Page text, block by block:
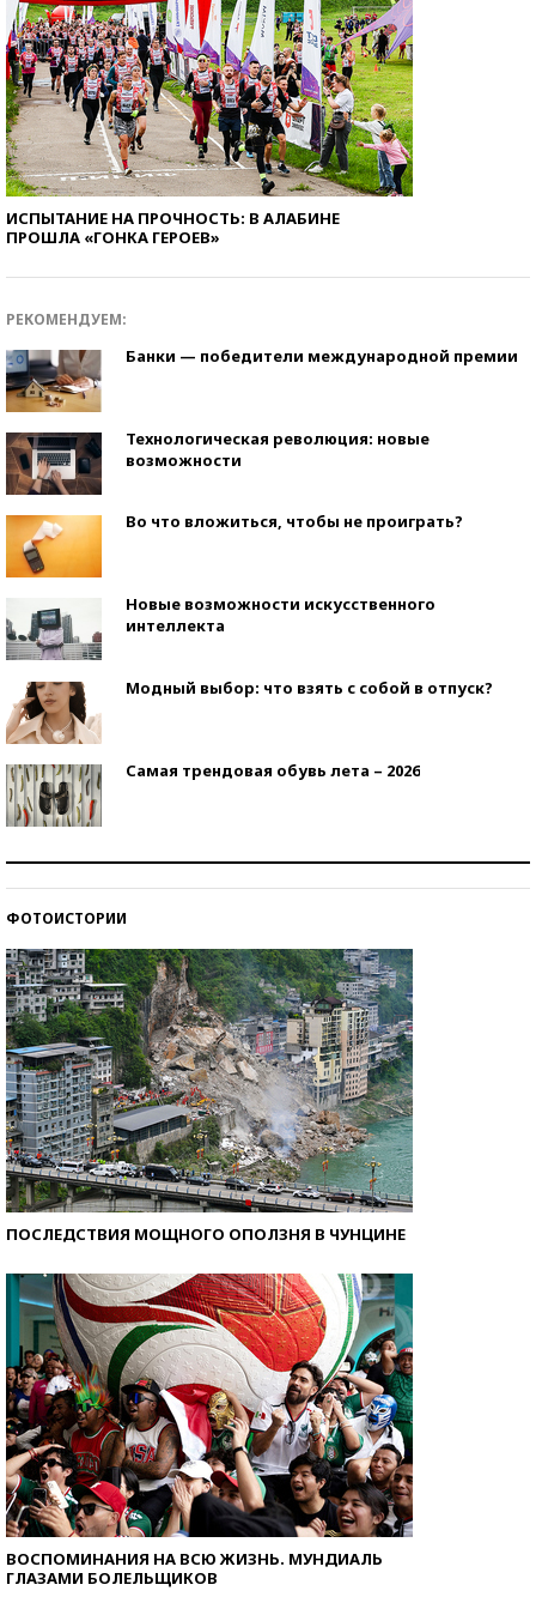
ИСПЫТАНИЕ НА ПРОЧНОСТЬ: В АЛАБИНЕ
ПРОШЛА «ГОНКА ГЕРОЕВ»
РЕКОМЕНДУЕМ:
Банки — победители международной премии
Технологическая революция: новые
возможности
Во что вложиться, чтобы не проиграть?
Новые возможности искусственного
интеллекта
Модный выбор: что взять с собой в отпуск?
Самая трендовая обувь лета – 2026
ФОТОИСТОРИИ
ПОСЛЕДСТВИЯ МОЩНОГО ОПОЛЗНЯ В ЧУНЦИНЕ
ВОСПОМИНАНИЯ НА ВСЮ ЖИЗНЬ. МУНДИАЛЬ
ГЛАЗАМИ БОЛЕЛЬЩИКОВ